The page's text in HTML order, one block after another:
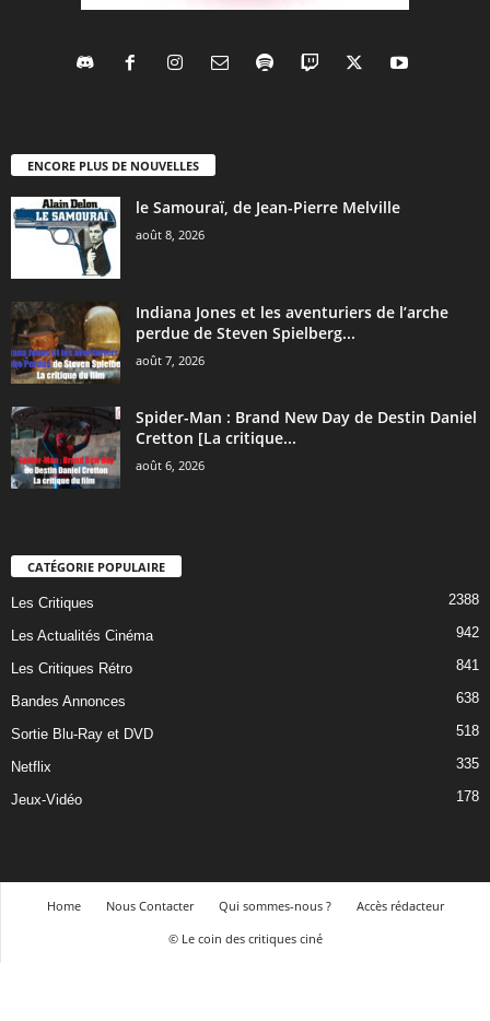
ENCORE PLUS DE NOUVELLES
le Samouraï, de Jean-Pierre Melville
août 8, 2026
Indiana Jones et les aventuriers de l’arche
perdue de Steven Spielberg...
août 7, 2026
Spider-Man : Brand New Day de Destin Daniel
Cretton [La critique...
août 6, 2026
CATÉGORIE POPULAIRE
Les Critiques 2388
Les Actualités Cinéma 942
Les Critiques Rétro 841
Bandes Annonces 638
Sortie Blu-Ray et DVD 518
Netflix 335
Jeux-Vidéo 178
Home Nous Contacter Qui sommes-nous ?
Accès rédacteur
© Le coin des critiques ciné